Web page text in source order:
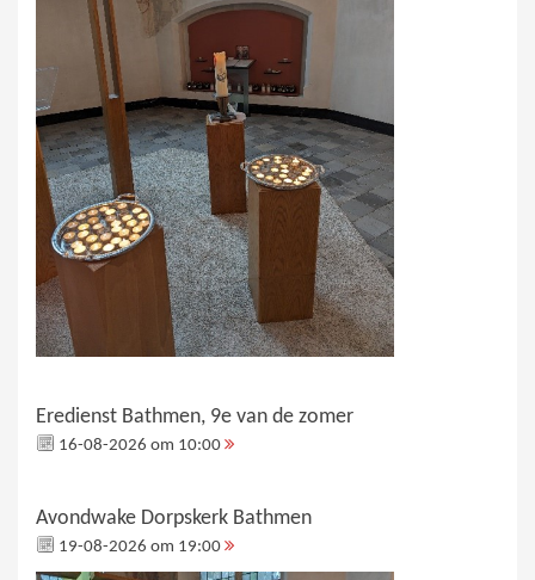
Eredienst Bathmen, 9e van de zomer
16-08-2026 om 10:00
Avondwake Dorpskerk Bathmen
19-08-2026 om 19:00